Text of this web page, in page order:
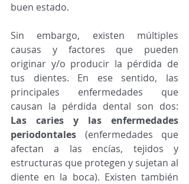
buen estado.
Sin embargo, existen múltiples
causas y factores que pueden
originar y/o producir la pérdida de
tus dientes. En ese sentido, las
principales enfermedades que
Las caries y las enfermedades
periodontales (enfermedades que
afectan a las encías, tejidos y
estructuras que protegen y sujetan al
diente en la boca). Existen también